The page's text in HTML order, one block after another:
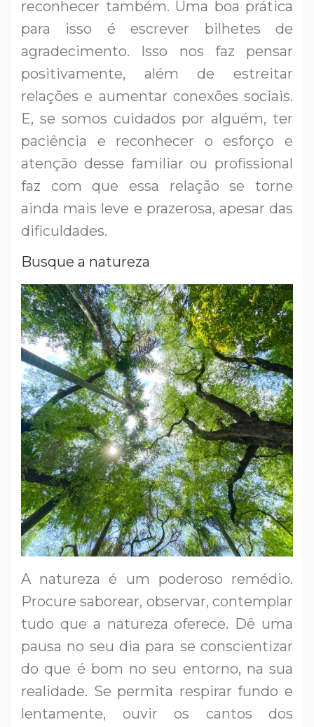
reconhecer também. Uma boa prática
para isso é escrever bilhetes de
agradecimento. Isso nos faz pensar
positivamente, além de estreitar
relações e aumentar conexões sociais.
E, se somos cuidados por alguém, ter
paciência e reconhecer o esforço e
atenção desse familiar ou profissional
faz com que essa relação se torne
ainda mais leve e prazerosa, apesar das
dificuldades.
Busque a natureza
A natureza é um poderoso remédio.
Procure saborear, observar, contemplar
tudo que a natureza oferece. Dê uma
pausa no seu dia para se conscientizar
do que é bom no seu entorno, na sua
realidade. Se permita respirar fundo e
lentamente, ouvir os cantos dos